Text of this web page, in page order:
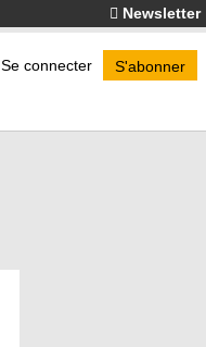
Newsletter
Se connecter S'abonner